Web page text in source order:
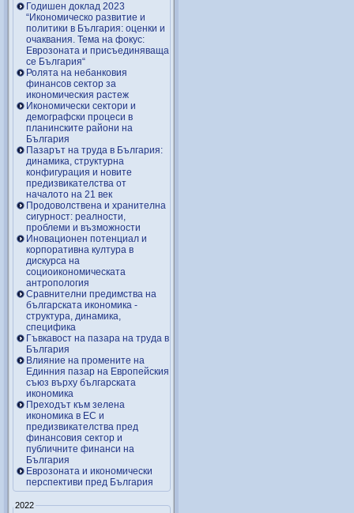
Годишен доклад 2023
“Икономическо развитие и
политики в България: оценки и
очаквания. Тема на фокус:
Еврозоната и присъединяваща
се България“
Ролята на небанковия
финансов сектор за
икономическия растеж
Икономически сектори и
демографски процеси в
планинските райони на
България
Пазарът на труда в България:
динамика, структурна
конфигурация и новите
предизвикателства от
началото на 21 век
Продоволствена и хранителна
сигурност: реалности,
проблеми и възможности
Иновационен потенциал и
корпоративна култура в
дискурса на
социоикономическата
антропология
Сравнителни предимства на
българската икономика -
структура, динамика,
специфика
Гъвкавост на пазара на труда в
България
Влияние на промените на
Единния пазар на Европейския
съюз върху българската
икономика
Преходът към зелена
икономика в ЕС и
предизвикателства пред
финансовия сектор и
публичните финанси на
България
Еврозоната и икономически
перспективи пред България
2022